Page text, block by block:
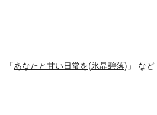
「あなたと甘い日常を(氷晶碧落)」 など